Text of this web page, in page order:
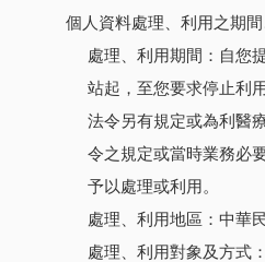
個人資料處理、利用之期
處理、利用期間：自您
站起，至您要求停止利
法令另有規定或為利醫
令之規定或當時業務必
予以處理或利用。
處理、利用地區：中華民
處理、利用對象及方式